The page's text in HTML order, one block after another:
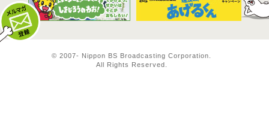
© 2007- Nippon BS Broadcasting Corporation.
All Rights Reserved.